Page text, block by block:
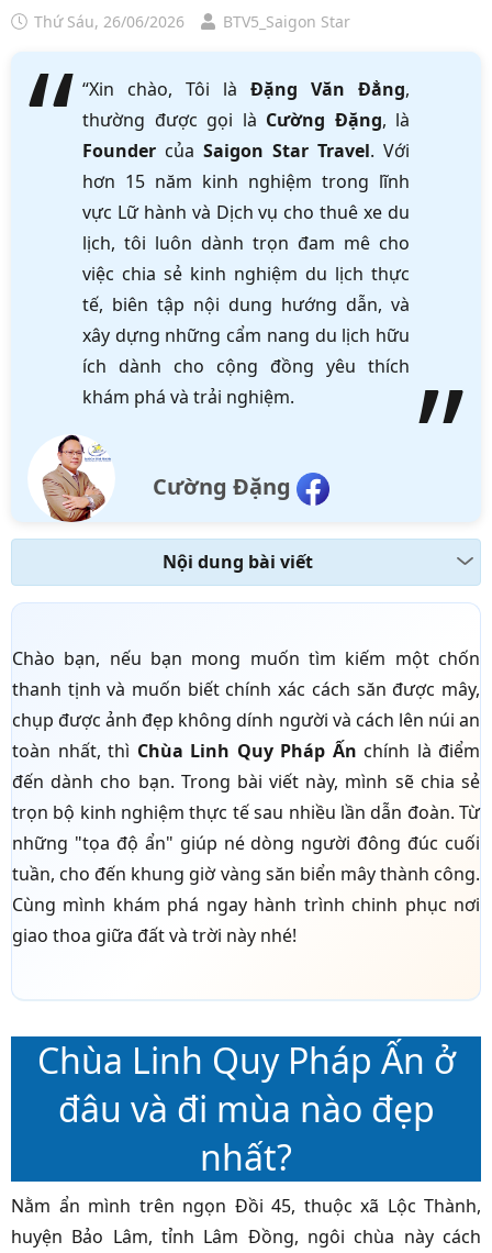
Thứ Sáu, 26/06/2026 BTV5_Saigon Star
“Xin chào, Tôi là Đặng Văn Đẳng,
thường được gọi là Cường Đặng, là
Founder của Saigon Star Travel. Với
hơn 15 năm kinh nghiệm trong lĩnh
vực Lữ hành và Dịch vụ cho thuê xe du
lịch, tôi luôn dành trọn đam mê cho
việc chia sẻ kinh nghiệm du lịch thực
tế, biên tập nội dung hướng dẫn, và
xây dựng những cẩm nang du lịch hữu
ích dành cho cộng đồng yêu thích
khám phá và trải nghiệm.
Cường Đặng
Nội dung bài viết
Chào bạn, nếu bạn mong muốn tìm kiếm một chốn
thanh tịnh và muốn biết chính xác cách săn được mây,
chụp được ảnh đẹp không dính người và cách lên núi an
toàn nhất, thì Chùa Linh Quy Pháp Ấn chính là điểm
đến dành cho bạn. Trong bài viết này, mình sẽ chia sẻ
trọn bộ kinh nghiệm thực tế sau nhiều lần dẫn đoàn. Từ
những "tọa độ ẩn" giúp né dòng người đông đúc cuối
tuần, cho đến khung giờ vàng săn biển mây thành công.
Cùng mình khám phá ngay hành trình chinh phục nơi
giao thoa giữa đất và trời này nhé!
Chùa Linh Quy Pháp Ấn ở
đâu và đi mùa nào đẹp
nhất?
Nằm ẩn mình trên ngọn Đồi 45, thuộc xã Lộc Thành,
huyện Bảo Lâm, tỉnh Lâm Đồng, ngôi chùa này cách